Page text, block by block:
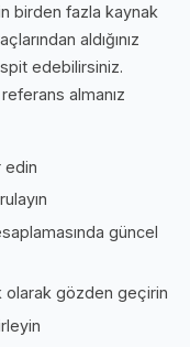
birden fazla kaynak
aldığınız
edebilirsiniz.
almanız
edin
güncel
olarak gözden geçirin